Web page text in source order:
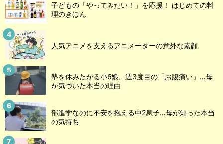
子どもの「やってみたい！」を応援！ はじめての料
理のきほん
人気アニメを支えるアニメーターの意外な素顔
塾を休みたがる小6娘、週3度目の「お腹痛い」…母
が気づいた本当の理由
部進学なのに不安を抱える中2息子…母が知った本当
の気持ち